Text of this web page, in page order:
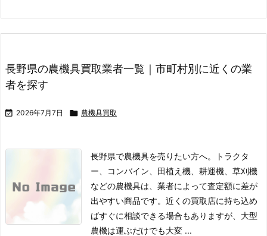
長野県の農機具買取業者一覧｜市町村別に近くの業
者を探す
 2026年7月7日  農機具買取
長野県で農機具を売りたい方へ。トラクタ
ー、コンバイン、田植え機、耕運機、草刈機
などの農機具は、業者によって査定額に差が
出やすい商品です。 近くの買取店に持ち込め
ばすぐに相談できる場合もありますが、大型
農機は運ぶだけでも大変 ...